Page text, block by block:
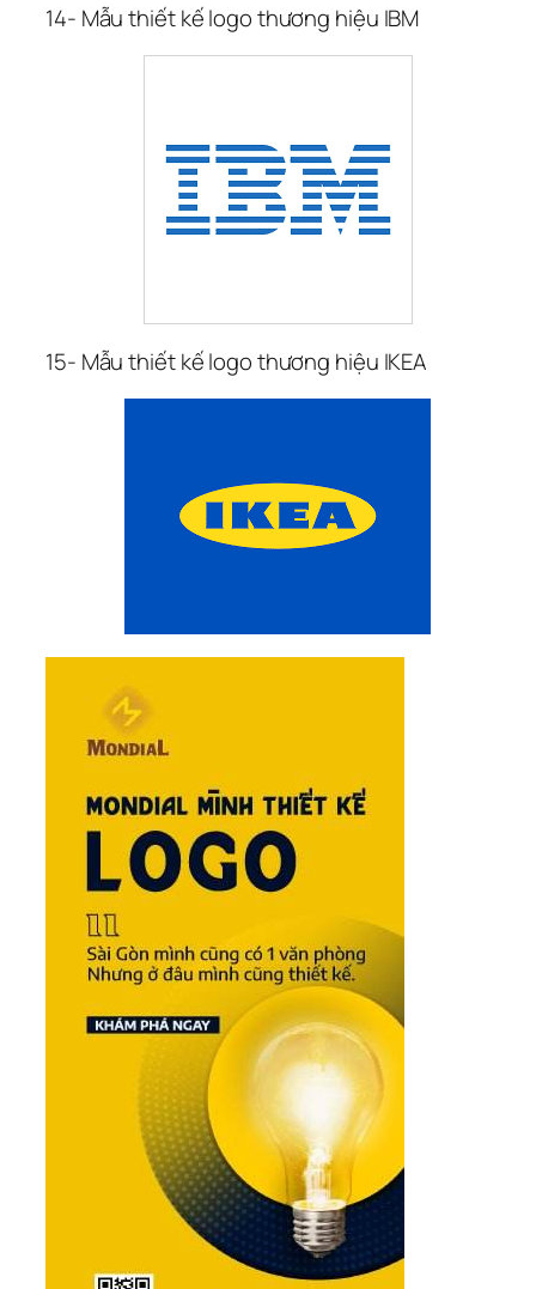
14- Mẫu thiết kế logo thương hiệu IBM
15- Mẫu thiết kế logo thương hiệu IKEA